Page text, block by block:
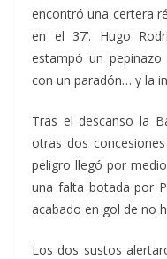
encontró una certera
en el 37’. Hugo
estampó un
con un paradón… y la
Tras el descanso la
otras dos
peligro llegó por
una falta botada por
acabado en gol de no
Los dos sustos